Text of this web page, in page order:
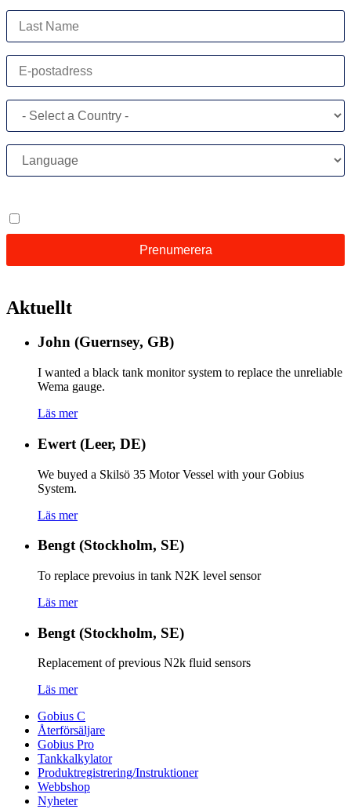
Aktuellt
John (Guernsey, GB)
I wanted a black tank monitor system to replace the unreliable
Wema gauge.
Läs mer
Ewert (Leer, DE)
We buyed a Skilsö 35 Motor Vessel with your Gobius
System.
Läs mer
Bengt (Stockholm, SE)
To replace prevoius in tank N2K level sensor
Läs mer
Bengt (Stockholm, SE)
Replacement of previous N2k fluid sensors
Läs mer
Gobius C
Återförsäljare
Gobius Pro
Tankkalkylator
Produktregistrering/Instruktioner
Webbshop
Nyheter